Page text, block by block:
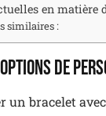
en matière
similaires :
de
un bracelet